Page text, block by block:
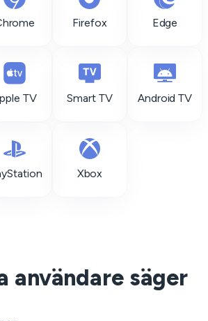
Firefox Edge
TV Smart TV Android TV
Xbox
användare säger